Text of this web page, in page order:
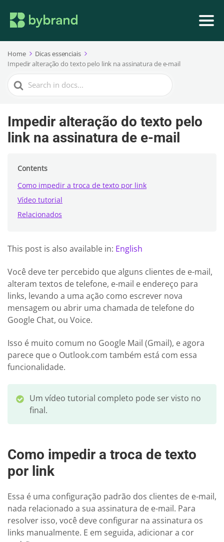
Home
Dicas essenciais
Impedir alteração do texto pelo link na assinatura de e-mail
Search
For
Impedir alteração do texto pelo
link na assinatura de e-mail
Contents
Como impedir a troca de texto por link
Vídeo tutorial
Relacionados
This post is also available in: English
Você deve ter percebido que alguns clientes de e-mail,
alteram textos de telefone, e-mail e endereço para
links, levando a uma ação como escrever nova
mensagem ou abrir uma chamada de telefone do
Google Chat, ou Voice.
Isso é muito comum no Google Mail (Gmail), e agora
parece que o Outlook.com também está com essa
funcionalidade.
Um vídeo tutorial completo pode ser visto no
final.
Como impedir a troca de texto
por link
Essa é uma configuração padrão dos clientes de e-mail,
nada relacionado a sua assinatura de e-mail. Para
resolver isso, você deve configurar na assinatura os
links manualmente. E em seguida, adicionar a cor